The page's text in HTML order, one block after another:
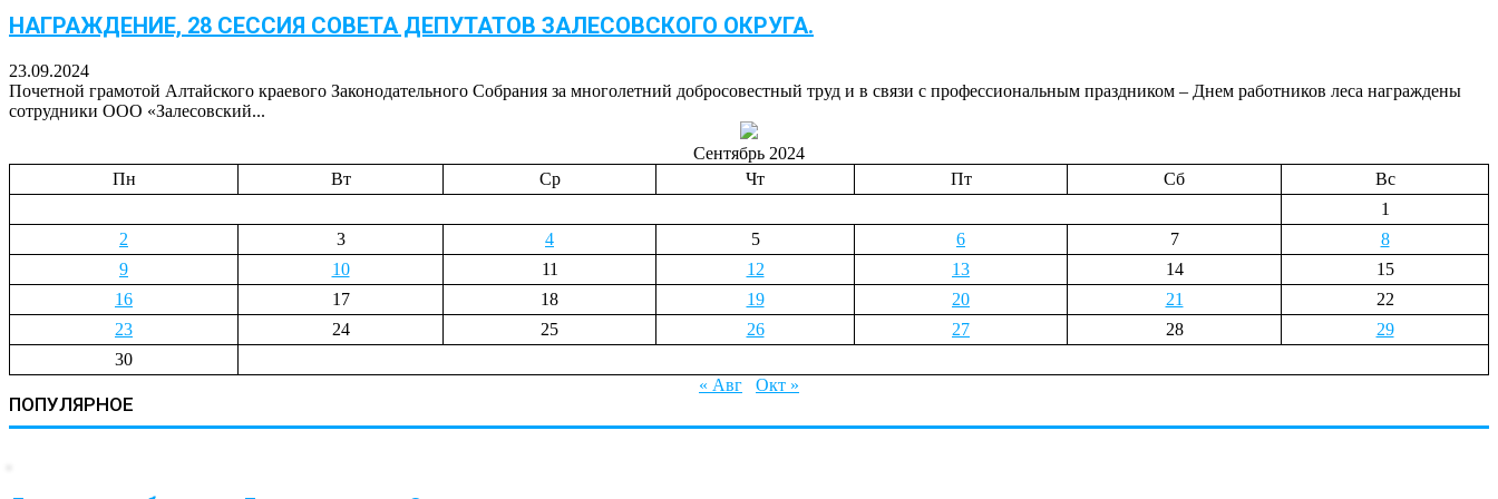
НАГРАЖДЕНИЕ, 28 СЕССИЯ СОВЕТА ДЕПУТАТОВ ЗАЛЕСОВСКОГО ОКРУГА.
23.09.2024
Почетной грамотой Алтайского краевого Законодательного Собрания за многолетний добросовестный труд и в связи с профессиональным праздником – Днем работников леса награждены
сотрудники ООО «Залесовский...
Сентябрь 2024
Пн
Вт Ср Чт Пт Сб
Вс
1
2
3 4 5 6 7
8
9
10 11 12 13 14
15
16
17 18 19 20 21
22
23
24 25 26 27 28
29
30
« Авг
Окт »
ПОПУЛЯРНОЕ